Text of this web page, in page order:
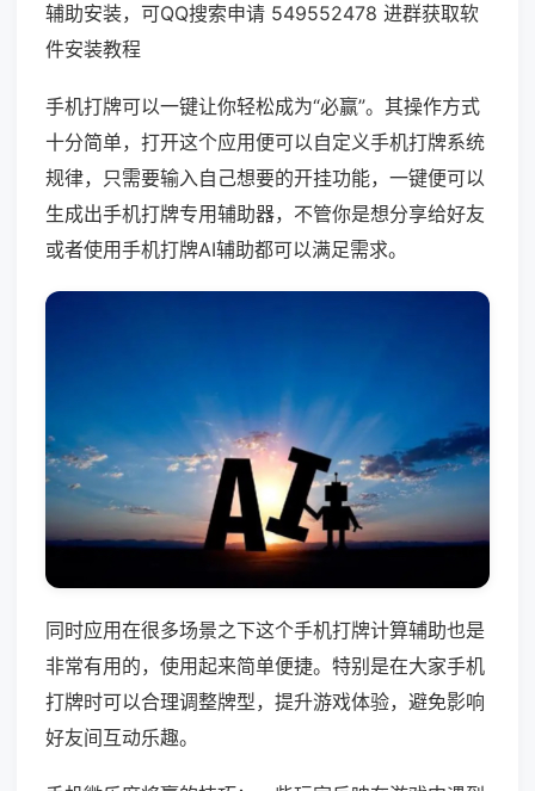
辅助安装，可QQ搜索申请 549552478 进群获取软
件安装教程
手机打牌可以一键让你轻松成为“必赢”。其操作方式
十分简单，打开这个应用便可以自定义手机打牌系统
规律，只需要输入自己想要的开挂功能，一键便可以
生成出手机打牌专用辅助器，不管你是想分享给好友
或者使用手机打牌AI辅助都可以满足需求。
同时应用在很多场景之下这个手机打牌计算辅助也是
非常有用的，使用起来简单便捷。特别是在大家手机
打牌时可以合理调整牌型，提升游戏体验，避免影响
好友间互动乐趣。